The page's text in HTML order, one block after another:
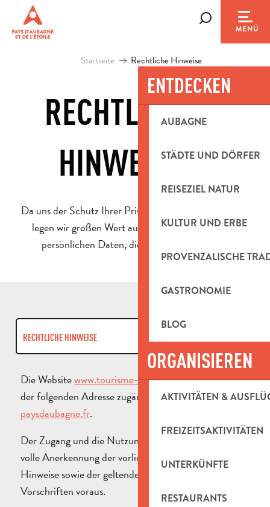
contenu
MENÜ
ENTDECKEN
AUBAGNE
STÄDTE UND DÖRFER
REISEZIEL NATUR
KULTUR UND ERBE
PROVENZALISCHE
GASTRONOMIE
BLOG
ORGANISIEREN
AKTIVITÄTEN &
FREIZEITSAKTIVITÄTEN
UNTERKÜNFTE
RESTAURANTS
Startseite Rechtliche Hinweise
RECHTLICHE
HINWEISE
Da uns der Schutz Ihrer Privatsphäre am Herzen liegt,
legen wir großen Wert auf die Vertraulichkeit der
persönlichen Daten, die Sie uns übermitteln.
RECHTLICHE HINWEISE
DSGVO
Die Websitewww.tourisme-paysdaubagne.frist unter
der folgenden Adresse zugänglich:www.tourisme-
paysdaubagne.fr.
Der Zugang und die Nutzung der Website setzen die
volle Anerkennung der vorliegenden rechtlichen
Hinweise sowie der geltenden Gesetze und
Vorschriften voraus.